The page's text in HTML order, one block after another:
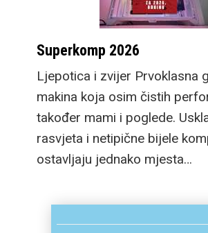
Superkomp 2026
Ljepotica i zvijer Prvoklasna
makina koja osim čistih
također mami i poglede.
rasvjeta i netipične bijele
ostavljaju jednako mjesta…